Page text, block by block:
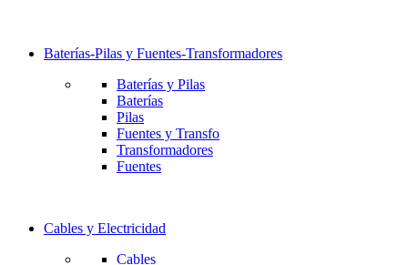
Baterías-Pilas y Fuentes-Transformadores
Baterías y Pilas
Baterías
Pilas
Fuentes y Transfo
Transformadores
Fuentes
Cables y Electricidad
Cables